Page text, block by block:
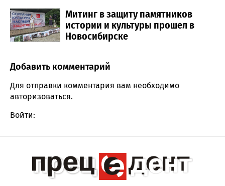
Митинг в защиту памятников
истории и культуры прошел в
Новосибирске
Comment section
Добавить комментарий
Для отправки комментария вам необходимо
авторизоваться.
Войти: